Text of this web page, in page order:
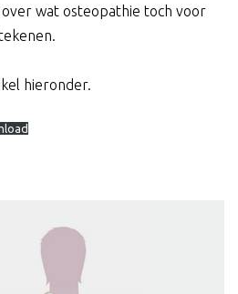
wat osteopathie toch voor
hieronder.